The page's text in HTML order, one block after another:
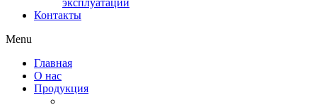
эксплуатации
Контакты
Menu
Главная
О нас
Продукция